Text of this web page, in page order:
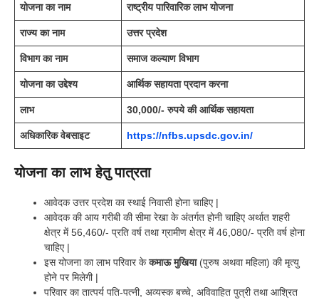
योजना का नाम राष्ट्रीय पारिवारिक लाभ योजना
राज्य का नाम उत्तर प्रदेश
विभाग का नाम समाज कल्याण विभाग
योजना का उद्देश्य आर्थिक सहायता प्रदान करना
लाभ 30,000/- रुपये की आर्थिक सहायता
अधिकारिक वेबसाइट https://nfbs.upsdc.gov.in/
योजना का लाभ हेतु पात्रता
आवेदक उत्तर प्रदेश का स्थाई निवासी होना चाहिए |
आवेदक की आय गरीबी की सीमा रेखा के अंतर्गत होनी चाहिए अर्थात शहरी
क्षेत्र में 56,460/- प्रति वर्ष तथा ग्रामीण क्षेत्र में 46,080/- प्रति वर्ष होना
चाहिए |
इस योजना का लाभ परिवार केकमाऊ मुखिया (पुरुष अथवा महिला) की मृत्यु
होने पर मिलेगी |
परिवार का तात्पर्य पति-पत्नी, अव्यस्क बच्चे, अविवाहित पुत्री तथा आश्रित